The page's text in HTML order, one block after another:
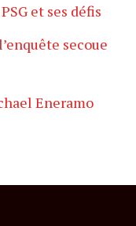
et ses défis
secoue
Eneramo